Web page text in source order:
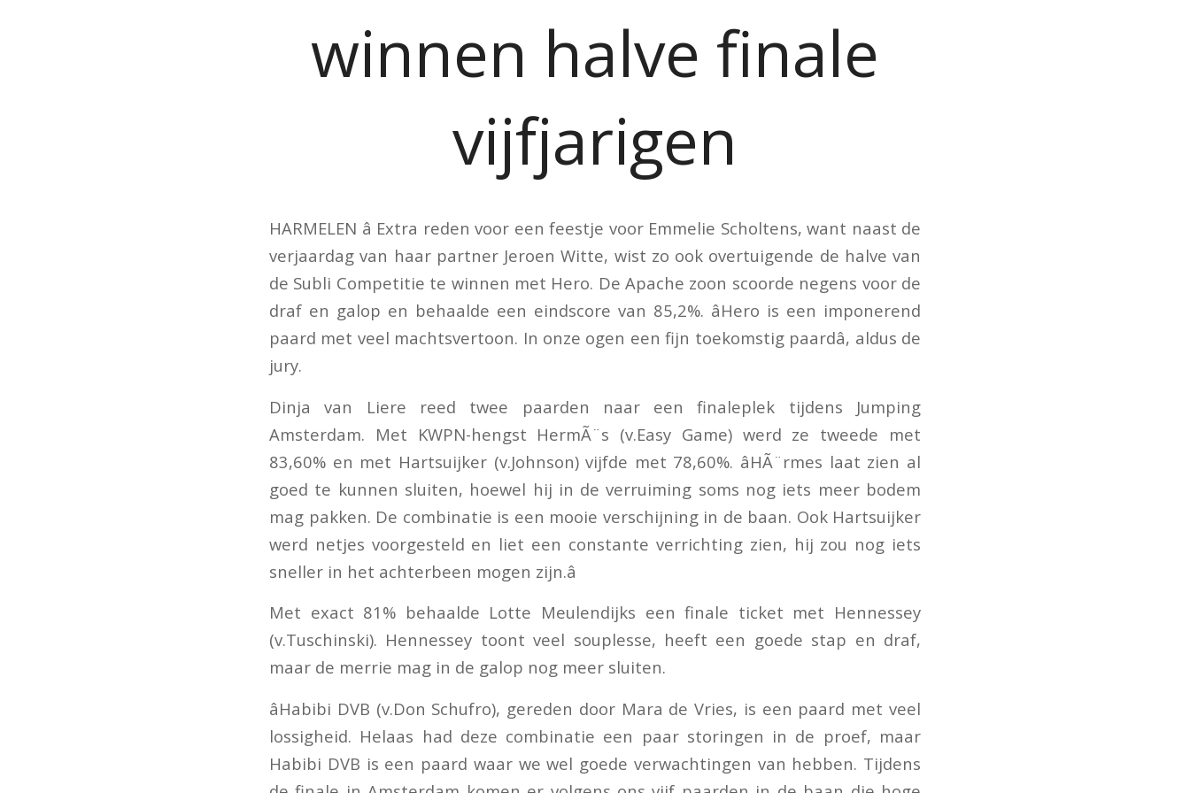
winnen halve finale
vijfjarigen
HARMELEN â Extra reden voor een feestje voor Emmelie Scholtens, want naast de
verjaardag van haar partner Jeroen Witte, wist zo ook overtuigende de halve van
de Subli Competitie te winnen met Hero. De Apache zoon scoorde negens voor de
draf en galop en behaalde een eindscore van 85,2%. âHero is een imponerend
paard met veel machtsvertoon. In onze ogen een fijn toekomstig paardâ, aldus de
jury.
Dinja van Liere reed twee paarden naar een finaleplek tijdens Jumping
Amsterdam. Met KWPN-hengst HermÃ¨s (v.Easy Game) werd ze tweede met
83,60% en met Hartsuijker (v.Johnson) vijfde met 78,60%. âHÃ¨rmes laat zien al
goed te kunnen sluiten, hoewel hij in de verruiming soms nog iets meer bodem
mag pakken. De combinatie is een mooie verschijning in de baan. Ook Hartsuijker
werd netjes voorgesteld en liet een constante verrichting zien, hij zou nog iets
sneller in het achterbeen mogen zijn.â
Met exact 81% behaalde Lotte Meulendijks een finale ticket met Hennessey
(v.Tuschinski). Hennessey toont veel souplesse, heeft een goede stap en draf,
maar de merrie mag in de galop nog meer sluiten.
âHabibi DVB (v.Don Schufro), gereden door Mara de Vries, is een paard met veel
lossigheid. Helaas had deze combinatie een paar storingen in de proef, maar
Habibi DVB is een paard waar we wel goede verwachtingen van hebben. Tijdens